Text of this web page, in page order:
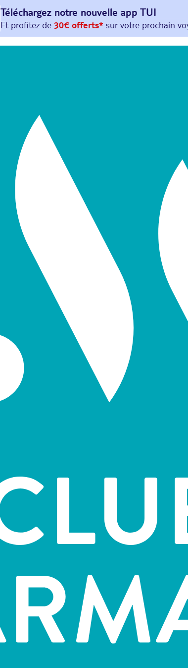
Téléchargez notre nouvelle app TUI
Et profitez de 30€ offerts*sur votreprochain
avec le code : HAPPYAPP